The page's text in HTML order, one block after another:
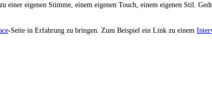
eige­nen Stim­me, einem eige­nen Touch, einem eige­nen Stil.
-Sei­te in Erfah­rung zu brin­gen. Zum Bei­spiel ein Link zu einem